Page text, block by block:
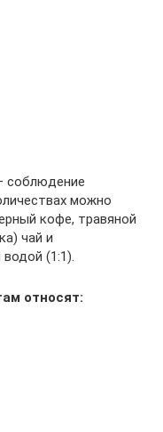
соблюдение
можно
кофе, травяной
чай и
(1:1).
относят: